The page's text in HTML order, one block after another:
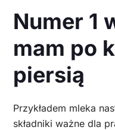
Numer 1
mam po
piersią
Przykładem mleka
składniki ważne dla